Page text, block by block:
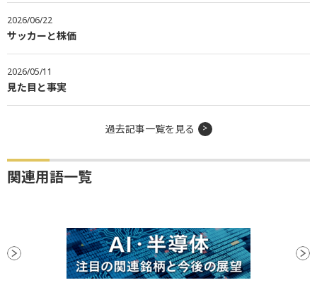
2026/06/22
サッカーと株価
2026/05/11
見た目と事実
過去記事一覧を見る
関連用語一覧